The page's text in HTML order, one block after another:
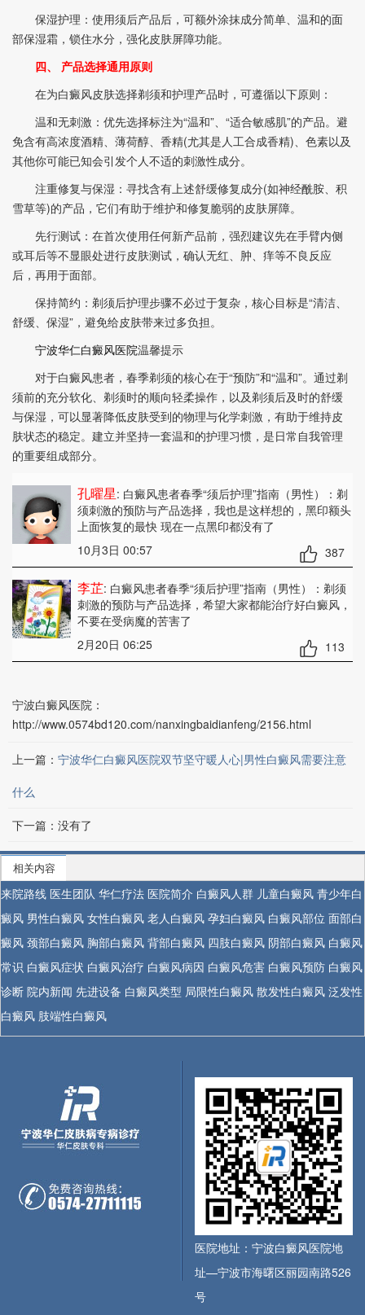
保湿护理：使用须后产品后，可额外涂抹成分简单、温和的面
部保湿霜，锁住水分，强化皮肤屏障功能。
四、 产品选择通用原则
在为白癜风皮肤选择剃须和护理产品时，可遵循以下原则：
温和无刺激：优先选择标注为“温和”、“适合敏感肌”的产品。避
免含有高浓度酒精、薄荷醇、香精(尤其是人工合成香精)、色素以及
其他你可能已知会引发个人不适的刺激性成分。
注重修复与保湿：寻找含有上述舒缓修复成分(如神经酰胺、积
雪草等)的产品，它们有助于维护和修复脆弱的皮肤屏障。
先行测试：在首次使用任何新产品前，强烈建议先在手臂内侧
或耳后等不显眼处进行皮肤测试，确认无红、肿、痒等不良反应
后，再用于面部。
保持简约：剃须后护理步骤不必过于复杂，核心目标是“清洁、
舒缓、保湿”，避免给皮肤带来过多负担。
宁波华仁白癜风医院温馨提示
对于白癜风患者，春季剃须的核心在于“预防”和“温和”。通过剃
须前的充分软化、剃须时的顺向轻柔操作，以及剃须后及时的舒缓
与保湿，可以显著降低皮肤受到的物理与化学刺激，有助于维持皮
肤状态的稳定。建立并坚持一套温和的护理习惯，是日常自我管理
的重要组成部分。
孔曜星: 白癜风患者春季“须后护理”指南（男性）：剃
须刺激的预防与产品选择，我也是这样想的，黑印额头
上面恢复的最快 现在一点黑印都没有了
10月3日 00:57
387
李芷: 白癜风患者春季“须后护理”指南（男性）：剃须
刺激的预防与产品选择，希望大家都能治疗好白癜风，
不要在受病魔的苦害了
2月20日 06:25
113
宁波白癜风医院：
http://www.0574bd120.com/nanxingbaidianfeng/2156.html
上一篇： 宁波华仁白癜风医院双节坚守暖人心|男性白癜风需要注意
什么
下一篇：没有了
相关内容
来院路线 医生团队 华仁疗法 医院简介 白癜风人群 儿童白癜风 青少年白
癜风 男性白癜风 女性白癜风 老人白癜风 孕妇白癜风 白癜风部位 面部白
癜风 颈部白癜风 胸部白癜风 背部白癜风 四肢白癜风 阴部白癜风 白癜风
常识 白癜风症状 白癜风治疗 白癜风病因 白癜风危害 白癜风预防 白癜风
诊断 院内新闻 先进设备 白癜风类型 局限性白癜风 散发性白癜风 泛发性
白癜风 肢端性白癜风
医院地址：宁波白癜风医院地
址—宁波市海曙区丽园南路526
号